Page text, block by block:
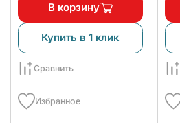
В корзину
Купить в 1 клик
Сравнить
Избранное